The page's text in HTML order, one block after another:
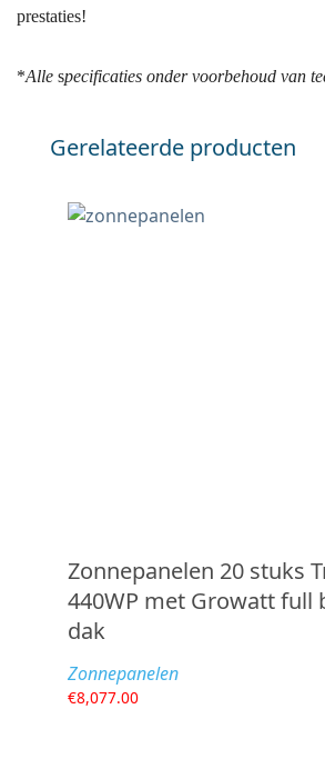
prestaties!
*Alle specificaties onder voorbehoud van
Gerelateerde producten
Zonnepanelen 20 stuks
440WP met Growatt full
dak
Zonnepanelen
€8,077.00